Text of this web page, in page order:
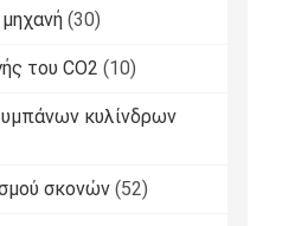
(30)
του CO2 (10)
κυλίνδρων
σκονών (52)